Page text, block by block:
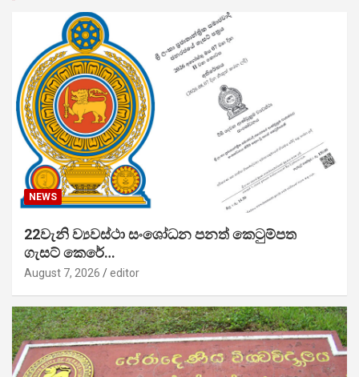
NEWS
22වැනි ව්‍යවස්ථා සංශෝධන පනත් කෙටුම්පත
ගැසට් කෙරේ…
August 7, 2026 editor